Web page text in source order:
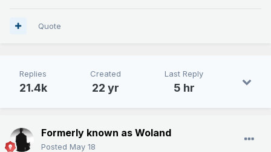
Quote
Replies
21.4k
Created
22 yr
Last Reply
5 hr
Formerly known as Woland
Posted May 18